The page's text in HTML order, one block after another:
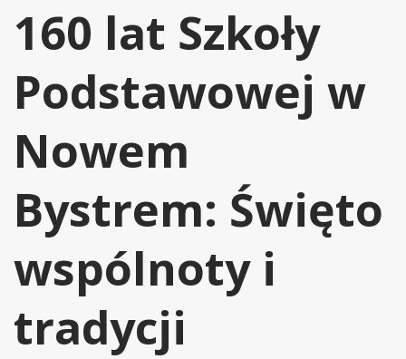
160 lat Szkoły
Podstawowej w
Nowem
Bystrem: Święto
wspólnoty i
tradycji